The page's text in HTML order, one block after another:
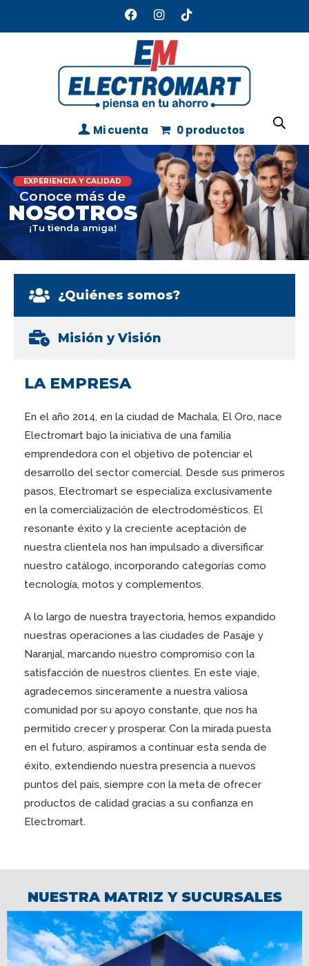
Mi cuenta 0 productos
EXPERIENCIA Y CALIDAD
Conoce más de
NOSOTROS
¡Tu tienda amiga!
¿Quiénes somos?
Misión y Visión
LA EMPRESA
En el año 2014, en la ciudad de Machala, El Oro, nace
Electromart bajo la iniciativa de una familia
emprendedora con el objetivo de potenciar el
desarrollo del sector comercial. Desde sus primeros
pasos, Electromart se especializa exclusivamente
en la comercialización de electrodomésticos. El
resonante éxito y la creciente aceptación de
nuestra clientela nos han impulsado a diversificar
nuestro catálogo, incorporando categorías como
tecnología, motos y complementos.
A lo largo de nuestra trayectoria, hemos expandido
nuestras operaciones a las ciudades de Pasaje y
Naranjal, marcando nuestro compromiso con la
satisfacción de nuestros clientes. En este viaje,
agradecemos sinceramente a nuestra valiosa
comunidad por su apoyo constante, que nos ha
permitido crecer y prosperar. Con la mirada puesta
en el futuro, aspiramos a continuar esta senda de
éxito, extendiendo nuestra presencia a nuevos
puntos del país, siempre con la meta de ofrecer
productos de calidad gracias a su confianza en
Electromart.
NUESTRA MATRIZ Y SUCURSALES